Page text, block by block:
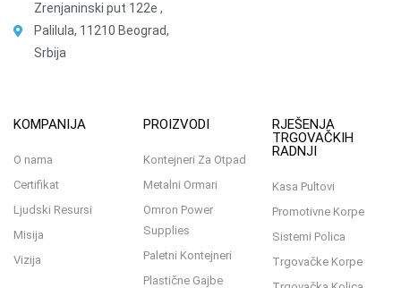
Zrenjaninski put 122e ,
Palilula, 11210 Beograd,
Srbija
KOMPANIJA
O nama
Certifikat
Ljudski Resursi
Misija
Vizija
PROIZVODI
Kontejneri Za Otpad
Metalni Ormari
Omron Power
Supplies
Paletni Kontejneri
Plastične Gajbe
RJEŠENJA
TRGOVAČKIH
RADNJI
Kasa Pultovi
Promotivne Korpe
Sistemi Polica
Trgovačke Korpe